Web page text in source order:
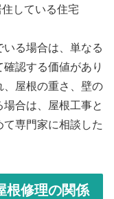
している住宅
る場合は、単なる
認する価値があり
、屋根の重さ、壁の
合は、屋根工事と
専門家に相談した
根修理の関係